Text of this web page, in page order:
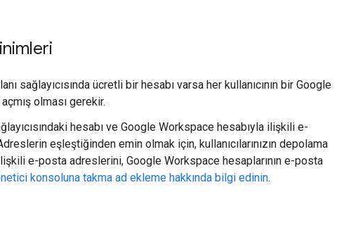
sağlayıcısında ücretli bir hesabı varsa her kullanıcının bir Google
olması gerekir.
hesabı ve Google Workspace hesabıyla ilişkili e-
eşleştiğinden emin olmak için, kullanıcılarınızın depolama
ilişkili e-posta adreslerini, Google Workspace hesaplarının e-posta
konsoluna takma ad ekleme hakkında bilgi edinin.